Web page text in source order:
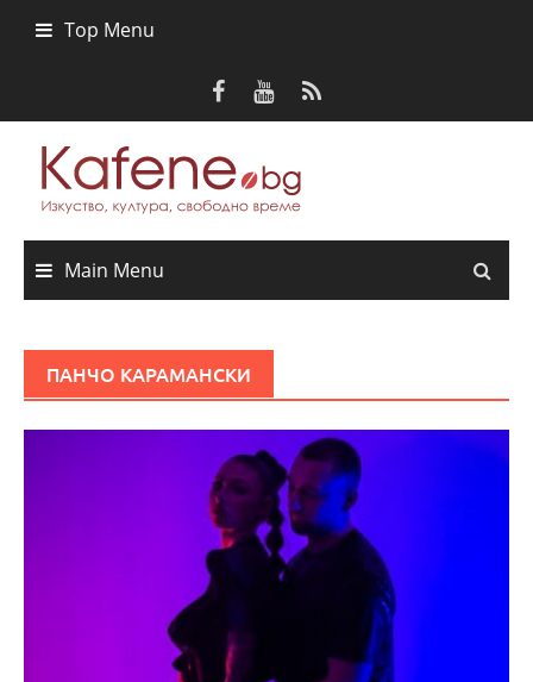
Top Menu
Main Menu
ПАНЧО КАРАМАНСКИ